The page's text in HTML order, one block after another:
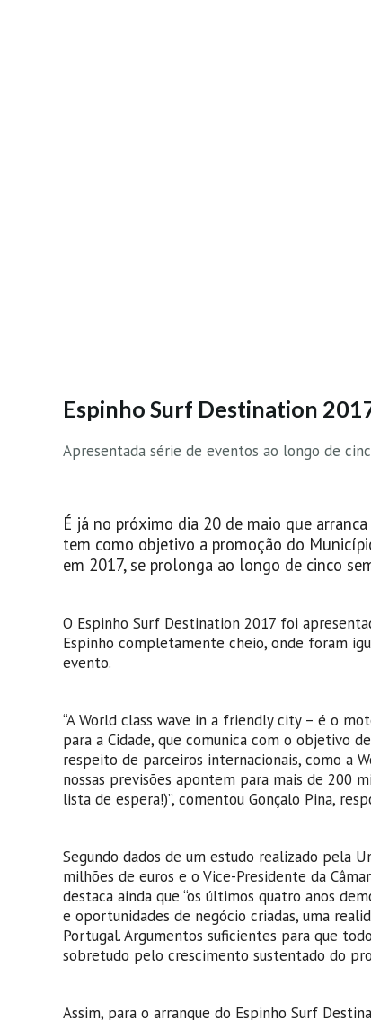
Espinho Surf Destination
Apresentada série de eventos ao longo de
É já no próximo dia 20 de maio que
tem como objetivo a promoção do
em 2017, se prolonga ao longo de cinco
O Espinho Surf Destination 2017 foi
Espinho completamente cheio, onde foram
evento.
“A World class wave in a friendly city – é o
para a Cidade, que comunica com o objetivo
respeito de parceiros internacionais, como a
nossas previsões apontem para mais de 200
lista de espera!)”, comentou Gonçalo Pina,
Segundo dados de um estudo realizado pela
milhões de euros e o Vice-Presidente da
destaca ainda que “os últimos quatro anos
e oportunidades de negócio criadas, uma
Portugal. Argumentos suficientes para que
sobretudo pelo crescimento sustentado do
Assim, para o arranque do Espinho Surf